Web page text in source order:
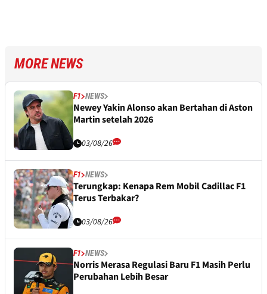
MORE NEWS
F1 NEWS
Newey Yakin Alonso akan Bertahan di Aston
Martin setelah 2026
03/08/26
F1 NEWS
Terungkap: Kenapa Rem Mobil Cadillac F1
Terus Terbakar?
03/08/26
F1 NEWS
Norris Merasa Regulasi Baru F1 Masih Perlu
Perubahan Lebih Besar